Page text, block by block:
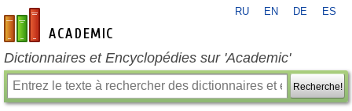
fr-academic.com
RU EN DE ES
Dictionnaires et Encyclopédies sur 'Academic'
Recherche!